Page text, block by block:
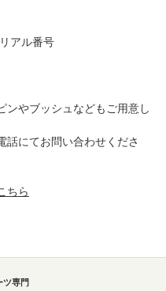
アル番号
ンやブッシュなどもご用意し
話にてお問い合わせくださ
ちら
ツ専門